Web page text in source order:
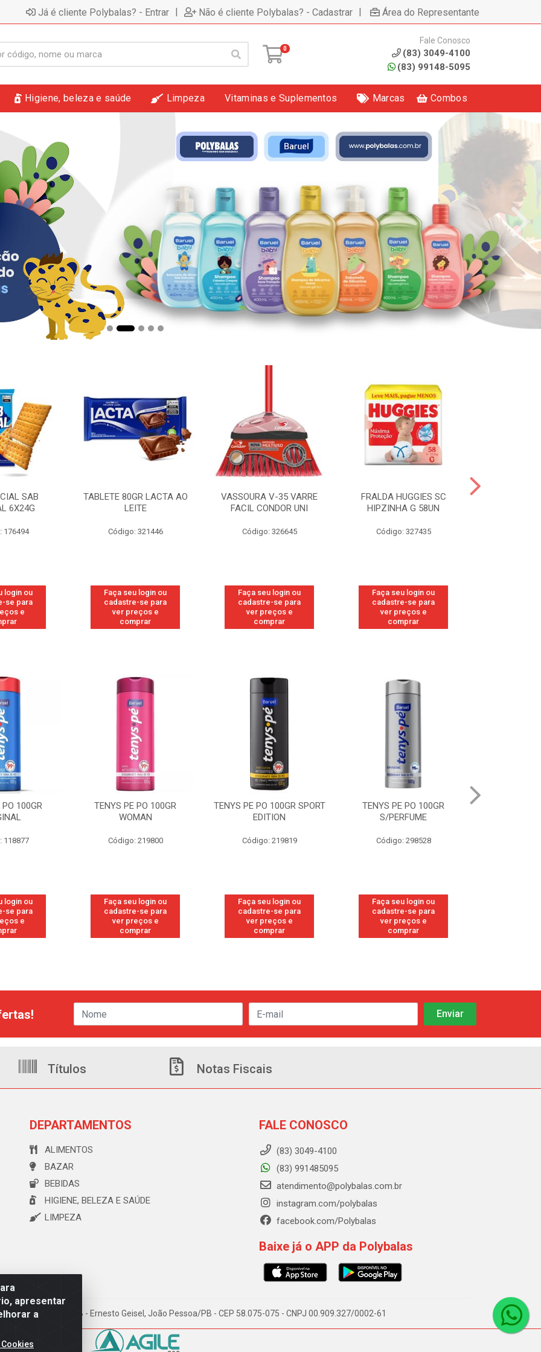
Já é cliente Polybalas? - Entrar | Não é cliente Polybalas? - Cadastrar | Área do Representante
0
Fale Conosco
(83) 3049-4100
(83) 99148-5095
Higiene, beleza e saúde Limpeza Vitaminas e Suplementos Marcas Combos
SAB
6X24G
176494
login ou
se para
e
TABLETE 80GR LACTA AO
LEITE
Código: 321446
Faça seu login ou
cadastre-se para
ver preços e
comprar
VASSOURA V-35 VARRE
FACIL CONDOR UNI
Código: 326645
Faça seu login ou
cadastre-se para
ver preços e
comprar
FRALDA HUGGIES SC
HIPZINHA G 58UN
Código: 327435
Faça seu login ou
cadastre-se para
ver preços e
comprar
100GR
118877
login ou
se para
e
TENYS PE PO 100GR
WOMAN
Código: 219800
Faça seu login ou
cadastre-se para
ver preços e
comprar
TENYS PE PO 100GR SPORT
EDITION
Código: 219819
Faça seu login ou
cadastre-se para
ver preços e
comprar
TENYS PE PO 100GR
S/PERFUME
Código: 298528
Faça seu login ou
cadastre-se para
ver preços e
comprar
apresentar
a
Títulos Notas Fiscais
DEPARTAMENTOS
ALIMENTOS
BAZAR
BEBIDAS
HIGIENE, BELEZA E SAÚDE
LIMPEZA
FALE CONOSCO
(83) 3049-4100
(83) 991485095
atendimento@polybalas.com.br
instagram.com/polybalas
facebook.com/Polybalas
Baixe já o APP da Polybalas
173 Galpão B - Ernesto Geisel, João Pessoa/PB - CEP 58.075-075 - CNPJ 00.909.327/0002-61